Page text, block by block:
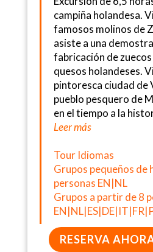
campiña holandesa.
famosos molinos de
asiste a una
fabricación de
quesos holandeses.
pintoresca ciudad de
pueblo pesquero de
en el tiempo a la
Leer más
Tour Idiomas
Grupos pequeños de
personas EN|NL
Grupos a partir de 8
RESERVA